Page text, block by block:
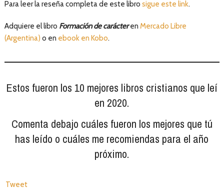
Para leer la reseña completa de este libro sigue este link.
Adquiere el libro Formación de carácteren Mercado Libre
(Argentina) o en ebook en Kobo.
Estos fueron los 10 mejores libros cristianos que leí
en 2020.
Comenta debajo cuáles fueron los mejores que tú
has leído o cuáles me recomiendas para el año
próximo.
Tweet